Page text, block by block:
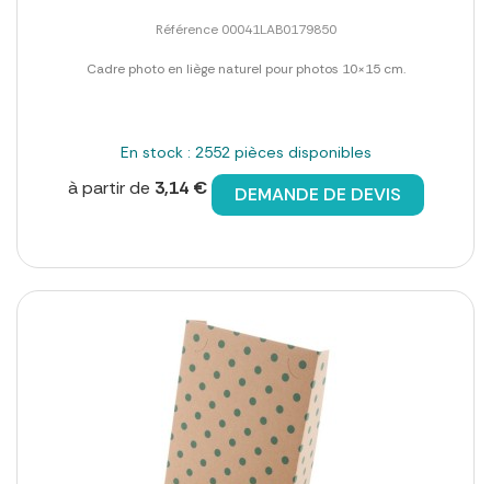
Référence 00041LAB0179850
Cadre photo en liège naturel pour photos 10×15 cm.
En stock : 2552 pièces disponibles
à partir de 3,14 € DEMANDE DE DEVIS